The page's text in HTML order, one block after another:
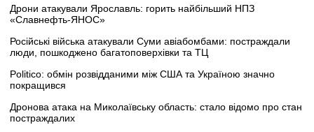
Дрони атакували Ярославль: горить найбільший НПЗ
«Славнефть-ЯНОС»
Російські війська атакували Суми авіабомбами: постраждали
люди, пошкоджено багатоповерхівки та ТЦ
Politico: обмін розвідданими між США та Україною значно
покращився
Дронова атака на Миколаївську область: стало відомо про стан
постраждалих